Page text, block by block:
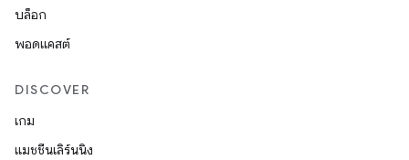
บล็อก
พอดแคสต์
DISCOVER
เกม
แมชชีนเลิร์นนิง